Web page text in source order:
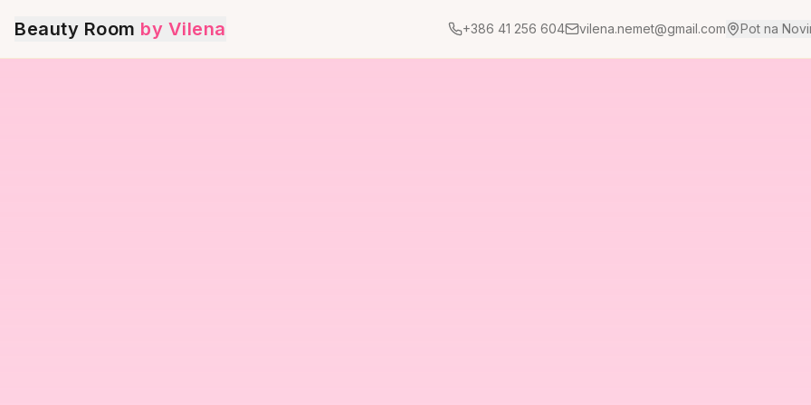
Beauty Room by Vilena +386 41 256 604 vilena.nemet@gmail.com Pot na